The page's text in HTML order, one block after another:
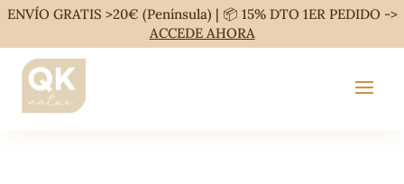
ENVÍO GRATIS >20€ (Península) | 📦 15% DTO 1ER PEDIDO ->
ACCEDE AHORA